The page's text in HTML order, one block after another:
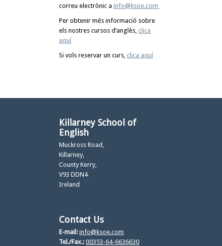
correu electrònic a info@ksoe.com
Per obtenir més informació sobre
els nostres cursos d’anglès, clica
aquí
Si vols reservar un curs, clica aquí
Killarney School of
English
Muckross Road,
Killarney,
County Kerry,
V93 DDN4
Ireland
Contact Us
E-mail: info@ksoe.com
Tel./Fax.: 00353-64-6636630